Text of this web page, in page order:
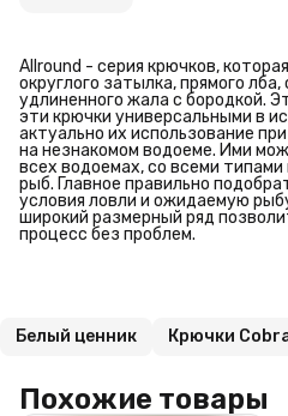
Allround - серия крючков,
округлого затылка, прямого
удлиненного жала с бородкой.
эти крючки универсальными в
актуально их использование
на незнакомом водоеме. Ими
всех водоемах, со всеми
рыб. Главное правильно
условия ловли и ожидаемую
широкий размерный ряд
процесс без проблем.
Белый ценник Крючки
Похожие товары